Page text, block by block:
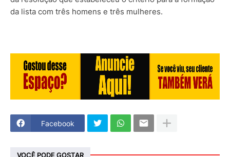
da lista com três homens e três mulheres.
Facebook
VOCÊ PODE GOSTAR